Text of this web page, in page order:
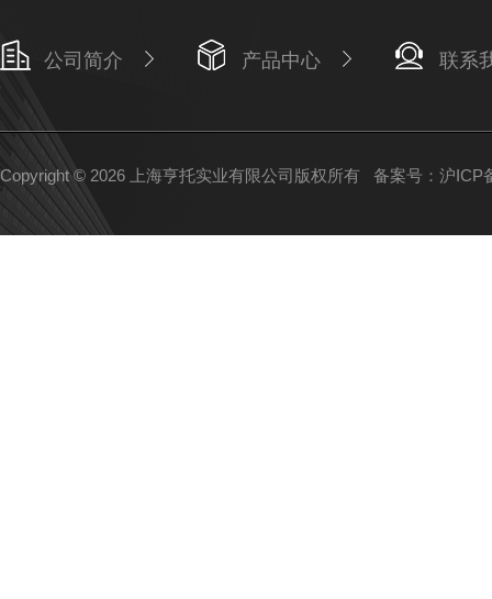
公司简介 产品中心 联系
Copyright © 2026 上海亨托实业有限公司版权所有 备案号：沪ICP